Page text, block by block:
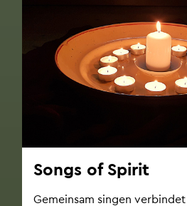
Songs of Spi­rit
Ge­mein­sam sin­gen ver­bin­det